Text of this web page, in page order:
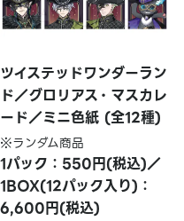
ツイステッドワンダーラン
ド／グロリアス・マスカレ
ード／ミニ色紙 (全12種)
※ランダム商品
1パック：550円(税込)／
1BOX(12パック入り)：
6,600円(税込)